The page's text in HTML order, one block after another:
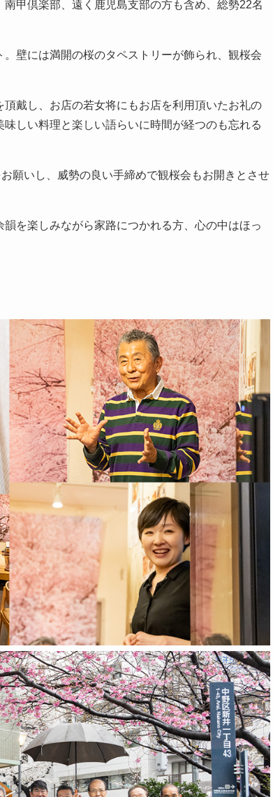
甲倶楽部、遠く鹿児島支部の方も含め、総勢22名
壁には満開の桜のタペストリーが飾られ、観桜会
戴し、お店の若女将にもお店を利用頂いたお礼の
しい料理と楽しい語らいに時間が経つのも忘れる
願いし、威勢の良い手締めで観桜会もお開きとさせ
を楽しみながら家路につかれる方、心の中はほっ